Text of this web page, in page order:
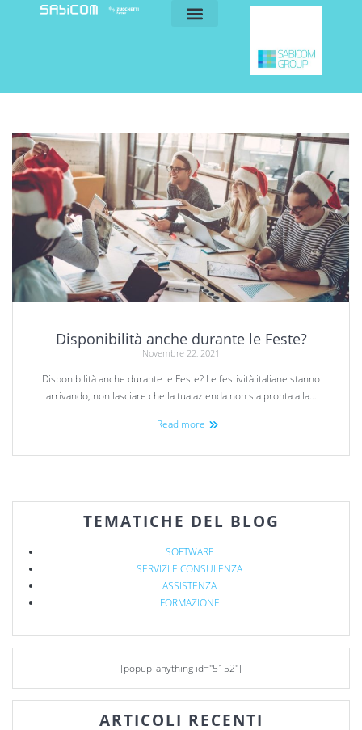
Disponibilità anche durante le Feste?
Novembre 22, 2021
Disponibilità anche durante le Feste? Le festività italiane stanno
arrivando, non lasciare che la tua azienda non sia pronta alla…
Read more
TEMATICHE DEL BLOG
SOFTWARE
SERVIZI E CONSULENZA
ASSISTENZA
FORMAZIONE
[popup_anything id="5152"]
ARTICOLI RECENTI